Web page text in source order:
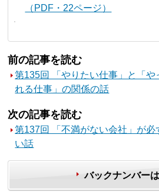
（PDF・22ページ）
前の記事を読む
第135回 「やりたい仕事」と「
れる仕事」の関係の話
次の記事を読む
第137回 「不満がない会社」が
い話
バックナンバー